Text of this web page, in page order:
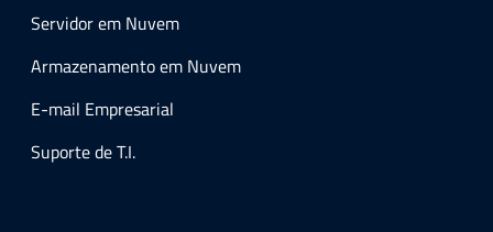
Servidor em Nuvem
Armazenamento em Nuvem
E-mail Empresarial
Suporte de T.I.